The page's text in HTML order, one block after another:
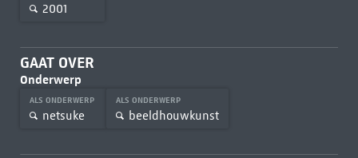
2001
GAAT OVER
Onderwerp
ALS ONDERWERP
netsuke
ALS ONDERWERP
beeldhouwkunst